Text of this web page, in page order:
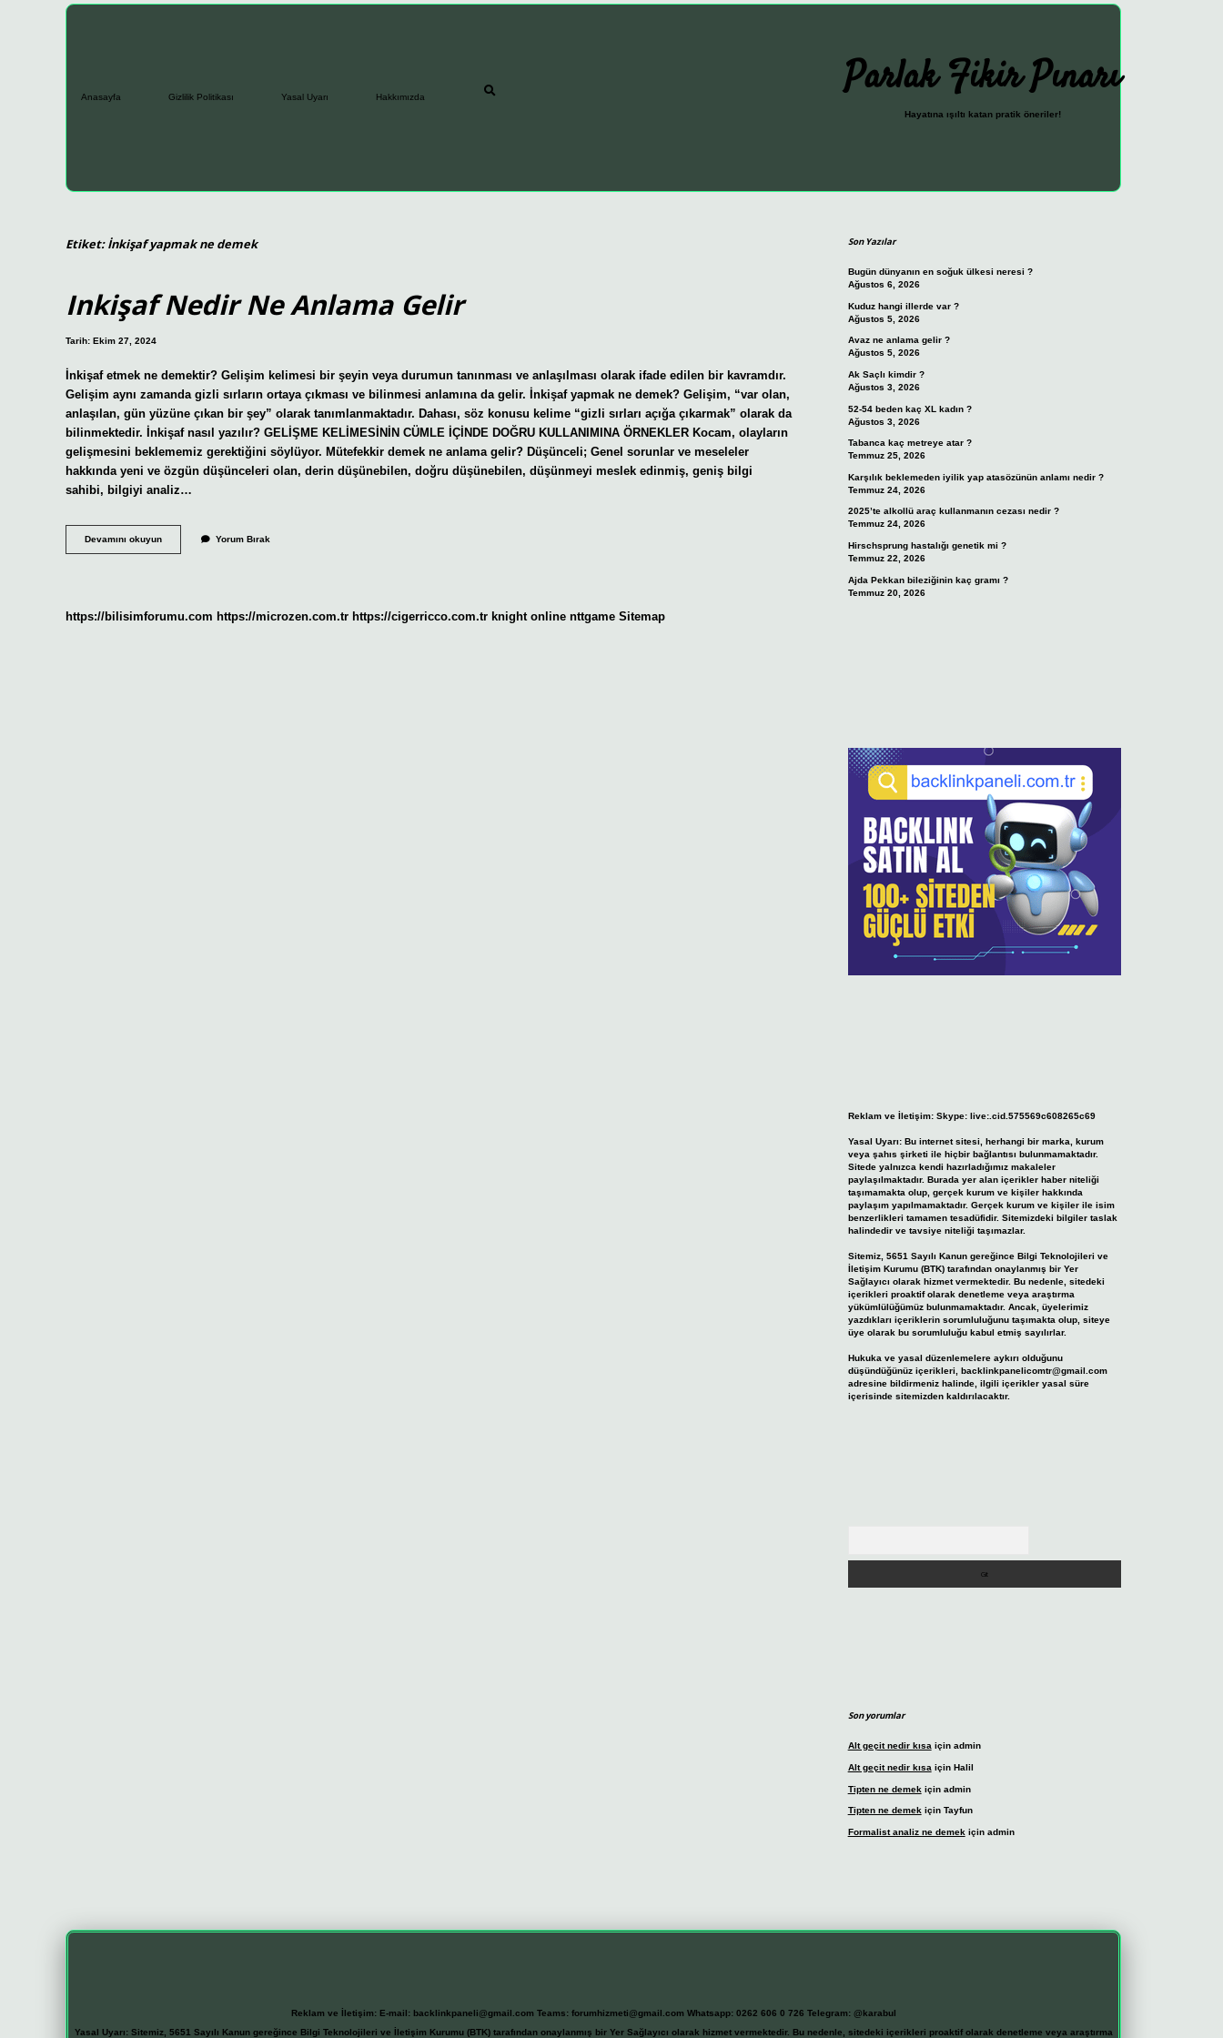
Anasayfa Gizlilik Politikası Yasal Uyarı Hakkımızda Parlak Fikir Pınarı
Hayatına ışıltı katan pratik öneriler!
Etiket:İnkişaf yapmak ne demek
Inkişaf Nedir Ne Anlama Gelir
Tarih: Ekim 27, 2024
İnkişaf etmek ne demektir? Gelişim kelimesi bir şeyin veya durumun tanınması ve anlaşılması olarak ifade edilen bir kavramdır.
Gelişim aynı zamanda gizli sırların ortaya çıkması ve bilinmesi anlamına da gelir. İnkişaf yapmak ne demek? Gelişim, “var olan,
anlaşılan, gün yüzüne çıkan bir şey” olarak tanımlanmaktadır. Dahası, söz konusu kelime “gizli sırları açığa çıkarmak” olarak da
bilinmektedir. İnkişaf nasıl yazılır? GELİŞME KELİMESİNİN CÜMLE İÇİNDE DOĞRU KULLANIMINA ÖRNEKLER Kocam, olayların
gelişmesini beklememiz gerektiğini söylüyor. Mütefekkir demek ne anlama gelir? Düşünceli; Genel sorunlar ve meseleler
hakkında yeni ve özgün düşünceleri olan, derin düşünebilen, doğru düşünebilen, düşünmeyi meslek edinmiş, geniş bilgi
sahibi, bilgiyi analiz…
Devamını okuyunInkişaf
Nedir
Yorum Bırak
https://bilisimforumu.com https://microzen.com.tr https://cigerricco.com.tr knight online nttgame Sitemap
Son Yazılar
Bugün dünyanın en soğuk ülkesi neresi ?
Ağustos 6, 2026
Kuduz hangi illerde var ?
Ağustos 5, 2026
Avaz ne anlama gelir ?
Ağustos 5, 2026
Ak Saçlı kimdir ?
Ağustos 3, 2026
52-54 beden kaç XL kadın ?
Ağustos 3, 2026
Tabanca kaç metreye atar ?
Temmuz 25, 2026
Karşılık beklemeden iyilik yap atasözünün anlamı nedir ?
Temmuz 24, 2026
2025’te alkollü araç kullanmanın cezası nedir ?
Temmuz 24, 2026
Hirschsprung hastalığı genetik mi ?
Temmuz 22, 2026
Ajda Pekkan bileziğinin kaç gramı ?
Temmuz 20, 2026
Reklam ve İletişim: Skype: live:.cid.575569c608265c69
Yasal Uyarı: Bu internet sitesi, herhangi bir marka, kurum
veya şahıs şirketi ile hiçbir bağlantısı bulunmamaktadır.
Sitede yalnızca kendi hazırladığımız makaleler
paylaşılmaktadır. Burada yer alan içerikler haber niteliği
taşımamakta olup, gerçek kurum ve kişiler hakkında
paylaşım yapılmamaktadır. Gerçek kurum ve kişiler ile isim
benzerlikleri tamamen tesadüfidir. Sitemizdeki bilgiler taslak
halindedir ve tavsiye niteliği taşımazlar.
Sitemiz, 5651 Sayılı Kanun gereğince Bilgi Teknolojileri ve
İletişim Kurumu (BTK) tarafından onaylanmış bir Yer
Sağlayıcı olarak hizmet vermektedir. Bu nedenle, sitedeki
içerikleri proaktif olarak denetleme veya araştırma
yükümlülüğümüz bulunmamaktadır. Ancak, üyelerimiz
yazdıkları içeriklerin sorumluluğunu taşımakta olup, siteye
üye olarak bu sorumluluğu kabul etmiş sayılırlar.
Hukuka ve yasal düzenlemelere aykırı olduğunu
düşündüğünüz içerikleri, backlinkpanelicomtr@gmail.com
adresine bildirmeniz halinde, ilgili içerikler yasal süre
içerisinde sitemizden kaldırılacaktır.
Son yorumlar
Alt geçit nedir kısaiçin admin
Alt geçit nedir kısa için Halil
Tipten ne demek için admin
Tipten ne demek için Tayfun
Formalist analiz ne demek için admin
Reklam ve İletişim: E-mail: backlinkpaneli@gmail.com Teams: forumhizmeti@gmail.com Whatsapp: 0262 606 0 726 Telegram: @karabul
Yasal Uyarı:Sitemiz, 5651 Sayılı Kanun gereğince Bilgi Teknolojileri ve İletişim Kurumu (BTK) tarafından onaylanmış bir Yer Sağlayıcı olarak hizmet vermektedir. Bu nedenle, sitedeki içerikleri proaktif olarak denetleme veya araştırma